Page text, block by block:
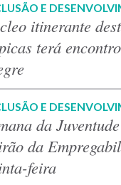
E
itinerante
terá
E
da
da
feira